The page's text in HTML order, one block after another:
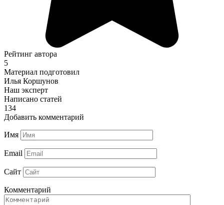
Рейтинг автора
5
Материал подготовил
Илья Коршунов
Наш эксперт
Написано статей
134
Добавить комментарий
Имя
Email
Сайт
Комментарий